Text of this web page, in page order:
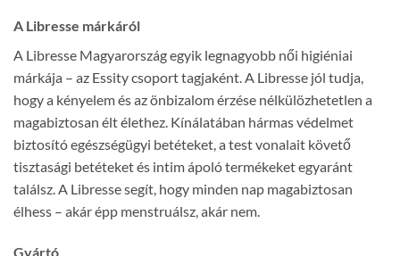
A Libresse márkáról
A Libresse Magyarország egyik legnagyobb női higiéniai
márkája – az Essity csoport tagjaként. A Libresse jól tudja,
hogy a kényelem és az önbizalom érzése nélkülözhetetlen a
magabiztosan élt élethez. Kínálatában hármas védelmet
biztosító egészségügyi betéteket, a test vonalait követő
tisztasági betéteket és intim ápoló termékeket egyaránt
találsz. A Libresse segít, hogy minden nap magabiztosan
élhess – akár épp menstruálsz, akár nem.
Gyártó